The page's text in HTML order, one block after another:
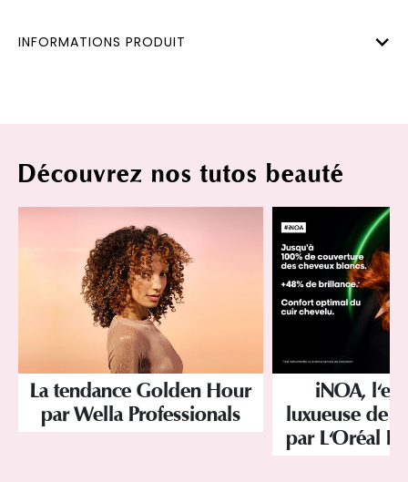
INFORMATIONS PRODUIT
Découvrez nos tutos beauté
La tendance Golden Hour
par Wella Professionals
iNOA,
luxueuse de
par L'Oréal